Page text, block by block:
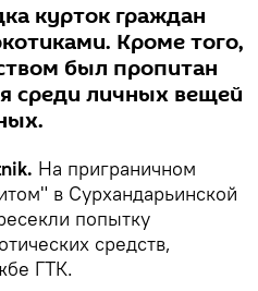
курток граждан
Кроме того,
был пропитан
среди личных вещей
На приграничном
в Сурхандарьинской
попытку
средств,
ГТК.